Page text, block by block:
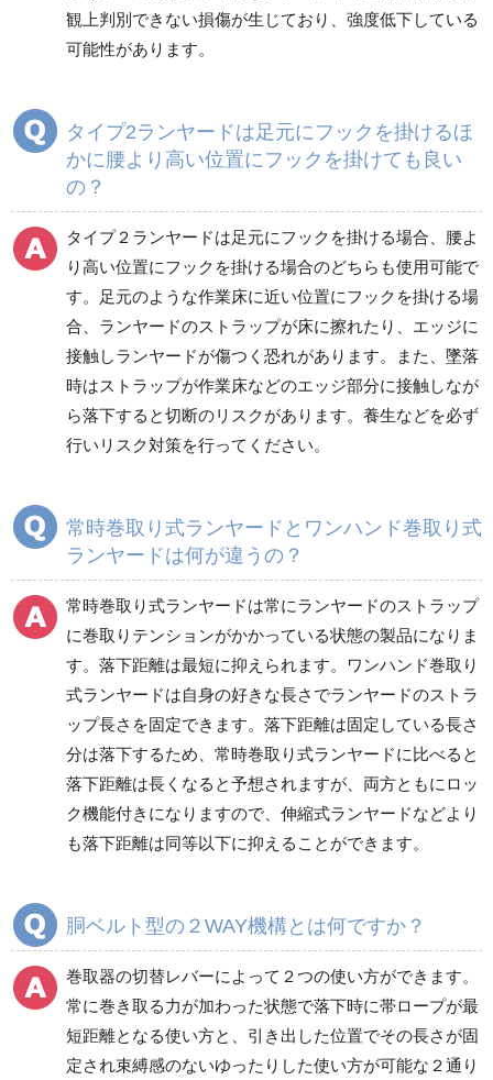
観上判別できない損傷が生じており、強度低下している
可能性があります。
タイプ2ランヤードは足元にフックを掛けるほ
かに腰より高い位置にフックを掛けても良い
の？
タイプ２ランヤードは足元にフックを掛ける場合、腰よ
り高い位置にフックを掛ける場合のどちらも使用可能で
す。足元のような作業床に近い位置にフックを掛ける場
合、ランヤードのストラップが床に擦れたり、エッジに
接触しランヤードが傷つく恐れがあります。また、墜落
時はストラップが作業床などのエッジ部分に接触しなが
ら落下すると切断のリスクがあります。養生などを必ず
行いリスク対策を行ってください。
常時巻取り式ランヤードとワンハンド巻取り式
ランヤードは何が違うの？
常時巻取り式ランヤードは常にランヤードのストラップ
に巻取りテンションがかかっている状態の製品になりま
す。落下距離は最短に抑えられます。ワンハンド巻取り
式ランヤードは自身の好きな長さでランヤードのストラ
ップ長さを固定できます。落下距離は固定している長さ
分は落下するため、常時巻取り式ランヤードに比べると
落下距離は長くなると予想されますが、両方ともにロッ
ク機能付きになりますので、伸縮式ランヤードなどより
も落下距離は同等以下に抑えることができます。
胴ベルト型の２WAY機構とは何ですか？
巻取器の切替レバーによって２つの使い方ができます。
常に巻き取る力が加わった状態で落下時に帯ロープが最
短距離となる使い方と、引き出した位置でその長さが固
定され束縛感のないゆったりした使い方が可能な２通り